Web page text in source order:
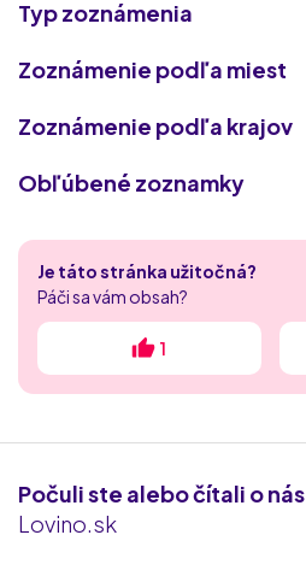
Typ zoznámenia
Zoznámenie podľa miest
Zoznámenie podľa krajov
Obľúbené zoznamky
Singles 50
Laskavokoli.com
MyDates
Fuckbook
Je táto stránka užitočná?
Páči sa vám obsah?
1
Počuli ste alebo čítali o nás
Lovino.sk